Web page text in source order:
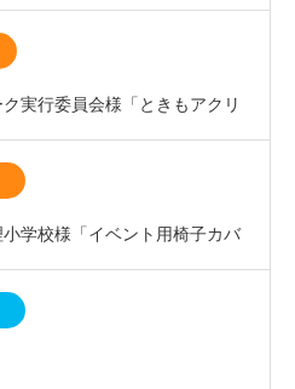
実行委員会様「ときもアクリ
。
小学校様「イベント用椅子カバ